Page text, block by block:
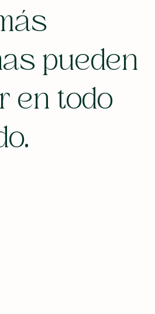
pueden
en todo